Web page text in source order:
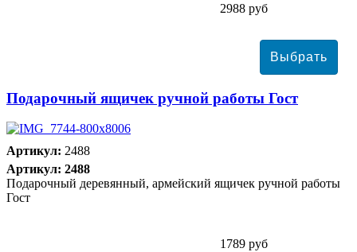
2988 руб
Подарочный ящичек ручной работы Гост
Артикул: 2488
Артикул: 2488
Подарочный деревянный, армейский ящичек ручной работы
Гост
1789 руб